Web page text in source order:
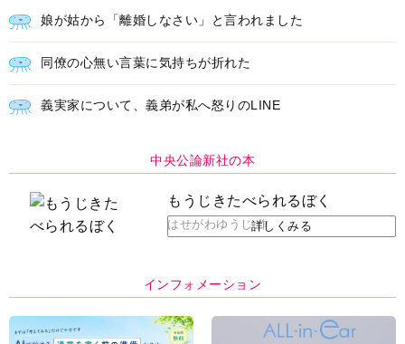
娘が姑から「離婚しなさい」と言われました
同僚の心無い言葉に気持ちが折れた
義実家について、義弟が私へ怒りのLINE
中央公論新社の本
もうじきたべられるぼく
はせがわゆうじ 作詳しくみる
インフォメーション